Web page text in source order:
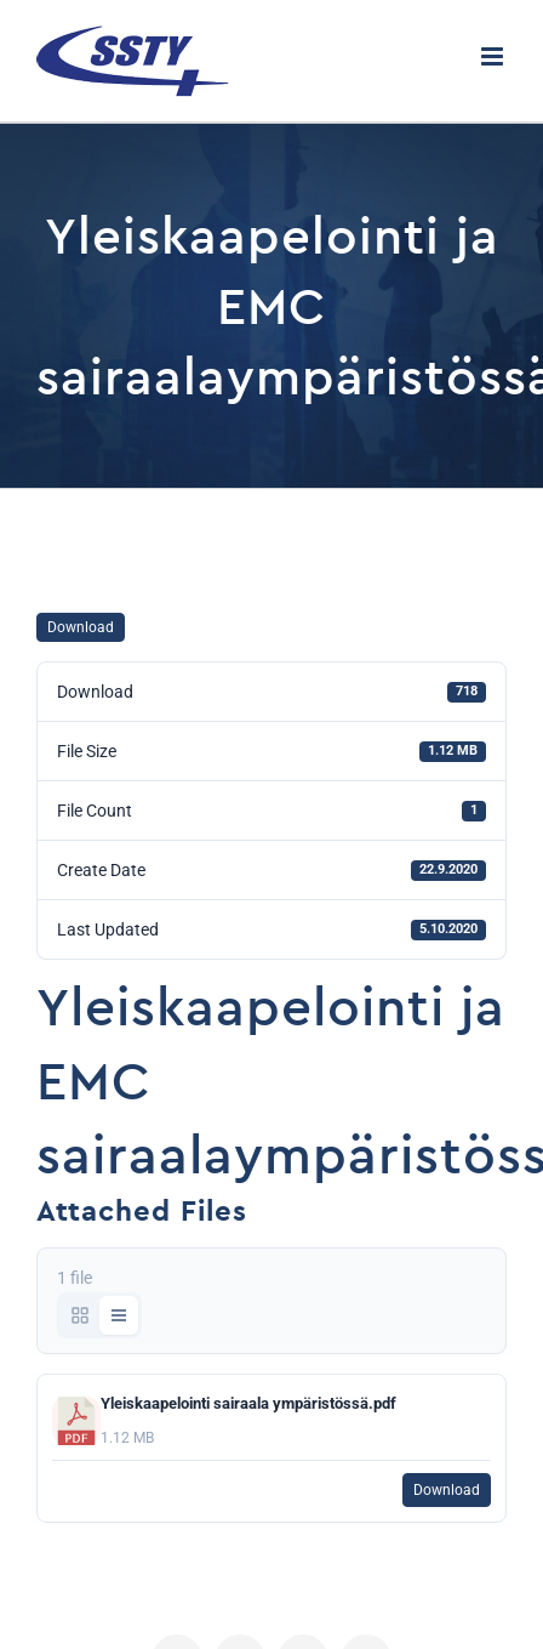
content
Yleiskaapelointi ja
EMC
Download
Download 718
File Size 1.12 MB
File Count 1
Create Date 22.9.2020
Last Updated 5.10.2020
Yleiskaapelointi ja
EMC
Attached Files
1 file
Yleiskaapelointi sairaala ympäristössä.pdf
1.12 MB
Download